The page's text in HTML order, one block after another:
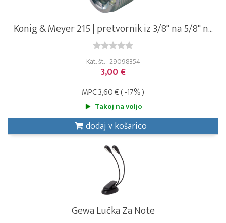
Konig & Meyer 215 | pretvornik iz 3/8" na 5/8" n...
Kat. št. : 29098354
3,00 €
MPC3,60 €( -17% )
Takoj na voljo
dodaj v košarico
Gewa Lučka Za Note